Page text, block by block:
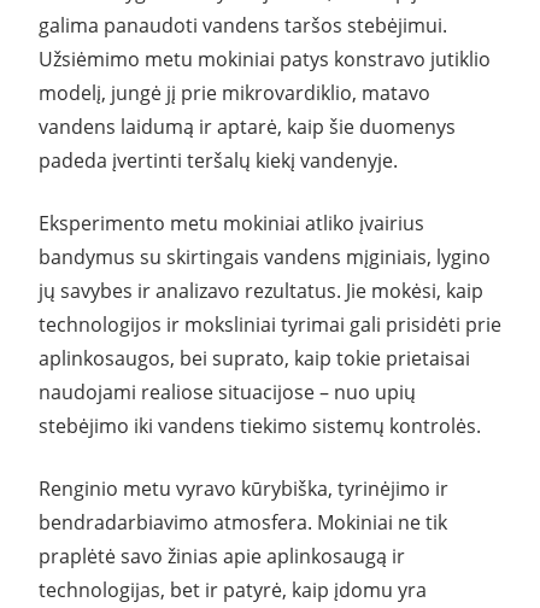
galima panaudoti vandens taršos stebėjimui.
Užsiėmimo metu mokiniai patys konstravo jutiklio
modelį, jungė jį prie mikrovardiklio, matavo
vandens laidumą ir aptarė, kaip šie duomenys
padeda įvertinti teršalų kiekį vandenyje.
Eksperimento metu mokiniai atliko įvairius
bandymus su skirtingais vandens mįginiais, lygino
jų savybes ir analizavo rezultatus. Jie mokėsi, kaip
technologijos ir moksliniai tyrimai gali prisidėti prie
aplinkosaugos, bei suprato, kaip tokie prietaisai
naudojami realiose situacijose – nuo upių
stebėjimo iki vandens tiekimo sistemų kontrolės.
Renginio metu vyravo kūrybiška, tyrinėjimo ir
bendradarbiavimo atmosfera. Mokiniai ne tik
praplėtė savo žinias apie aplinkosaugą ir
technologijas, bet ir patyrė, kaip įdomu yra